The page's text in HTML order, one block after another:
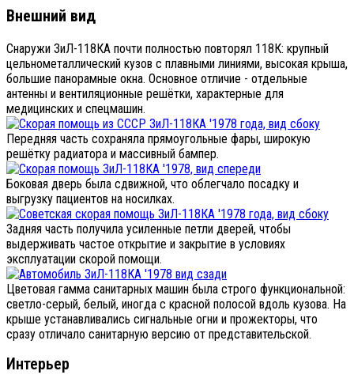
Внешний вид
Снаружи ЗиЛ-118КА почти полностью повторял 118К: крупный
цельнометаллический кузов с плавными линиями, высокая крыша,
большие панорамные окна. Основное отличие - отдельные
антенны и вентиляционные решётки, характерные для
медицинских и спецмашин.
Передняя часть сохраняла прямоугольные фары, широкую
решётку радиатора и массивный бампер.
Боковая дверь была сдвижной, что облегчало посадку и
выгрузку пациентов на носилках.
Задняя часть получила усиленные петли дверей, чтобы
выдерживать частое открытие и закрытие в условиях
эксплуатации скорой помощи.
Цветовая гамма санитарных машин была строго функциональной:
светло-серый, белый, иногда с красной полосой вдоль кузова. На
крыше устанавливались сигнальные огни и прожекторы, что
сразу отличало санитарную версию от представительской.
Интерьер